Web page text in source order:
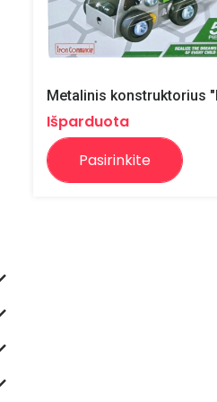
Išparduota
Pasirinkite